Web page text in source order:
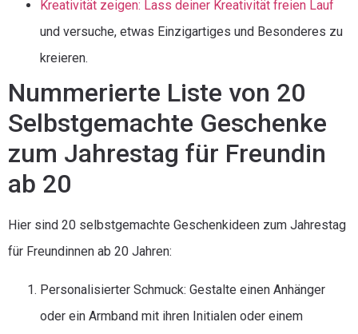
Kreativität zeigen: Lass deiner Kreativität freien Lauf
und versuche, etwas Einzigartiges und Besonderes zu
kreieren.
Nummerierte Liste von 20
Selbstgemachte Geschenke
zum Jahrestag für Freundin
ab 20
Hier sind 20 selbstgemachte Geschenkideen zum Jahrestag
für Freundinnen ab 20 Jahren:
Personalisierter Schmuck: Gestalte einen Anhänger
oder ein Armband mit ihren Initialen oder einem